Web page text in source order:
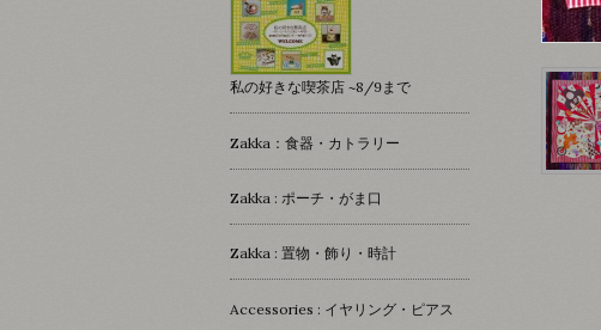
私の好きな喫茶店 ~8/9まで
Zakka：食器・カトラリー
Zakka : ポーチ・がま口
Zakka : 置物・飾り・時計
Accessories : イヤリング・ピアス